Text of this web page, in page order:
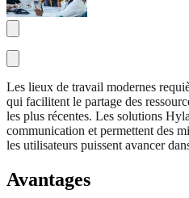
Les lieux de travail modernes
qui facilitent le partage des
les plus récentes. Les solutions
communication et permettent des
les utilisateurs puissent avancer
Avantages